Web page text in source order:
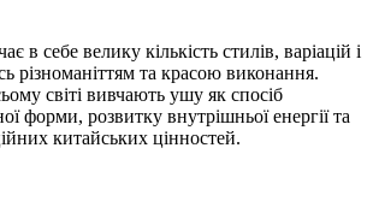
в себе велику кількість стилів, варіацій і
різноманіттям та красою виконання.
світі вивчають ушу як спосіб
форми, розвитку внутрішньої енергії та
китайських цінностей.